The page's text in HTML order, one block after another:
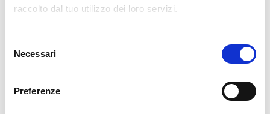
raccolto dal tuo utilizzo dei loro servizi.
delNecessari
Preferenze